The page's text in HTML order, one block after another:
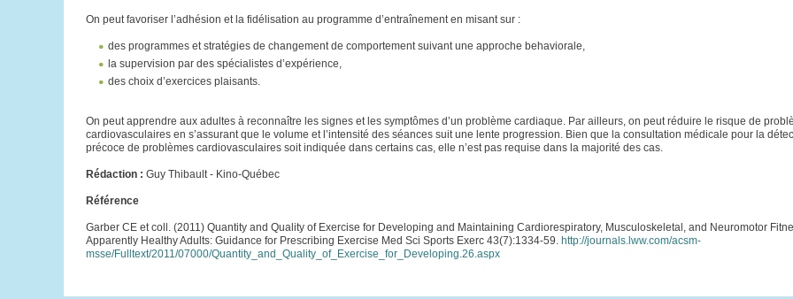
On peut favoriser l’adhésion et la fidélisation au programme d’entraînement en misant sur :
des programmes et stratégies de changement de comportement suivant une approche behaviorale,
la supervision par des spécialistes d’expérience,
des choix d’exercices plaisants.
On peut apprendre aux adultes à reconnaître les signes et les symptômes d’un problème cardiaque. Par ailleurs, on peut réduire le risque de
cardiovasculaires en s’assurant que le volume et l’intensité des séances suit une lente progression. Bien que la consultation médicale pour la
précoce de problèmes cardiovasculaires soit indiquée dans certains cas, elle n’est pas requise dans la majorité des cas.
Rédaction : Guy Thibault - Kino-Québec
Référence
Garber CE et coll. (2011) Quantity and Quality of Exercise for Developing and Maintaining Cardiorespiratory, Musculoskeletal, and Neuromotor
Apparently Healthy Adults: Guidance for Prescribing Exercise Med Sci Sports Exerc 43(7):1334-59. http://journals.lww.com/acsm-
msse/Fulltext/2011/07000/Quantity_and_Quality_of_Exercise_for_Developing.26.aspx